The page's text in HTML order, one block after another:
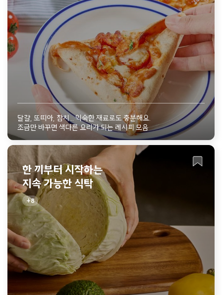
달걀, 또띠아, 참치... 익숙한 재료로도 충분해요.
조금만 바꾸면 색다른 요리가 되는 레시피 모음
한 끼부터 시작하는
지속 가능한 식탁
8